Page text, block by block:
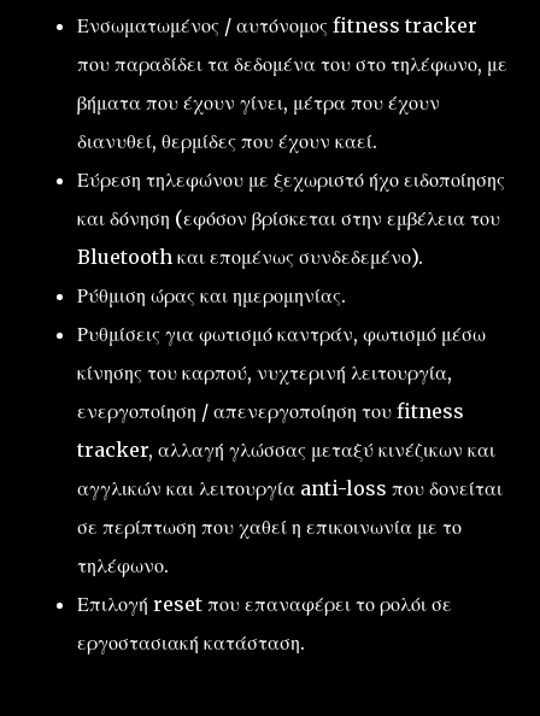
Ενσωματωμένος / αυτόνομος fitness tracker
που παραδίδει τα δεδομένα του στο τηλέφωνο, με
βήματα που έχουν γίνει, μέτρα που έχουν
διανυθεί, θερμίδες που έχουν καεί.
Εύρεση τηλεφώνου με ξεχωριστό ήχο ειδοποίησης
και δόνηση (εφόσον βρίσκεται στην εμβέλεια του
Bluetooth και επομένως συνδεδεμένο).
Ρύθμιση ώρας και ημερομηνίας.
Ρυθμίσεις για φωτισμό καντράν, φωτισμό μέσω
κίνησης του καρπού, νυχτερινή λειτουργία,
ενεργοποίηση / απενεργοποίηση του fitness
tracker, αλλαγή γλώσσας μεταξύ κινέζικων και
αγγλικών και λειτουργία anti-loss που δονείται
σε περίπτωση που χαθεί η επικοινωνία με το
τηλέφωνο.
Επιλογή reset που επαναφέρει το ρολόι σε
εργοστασιακή κατάσταση.